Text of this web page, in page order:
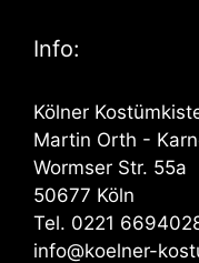
Info:
Kölner
Martin Orth -
Wormser Str. 55a
50677 Köln
Tel. 0221
info@koelner-